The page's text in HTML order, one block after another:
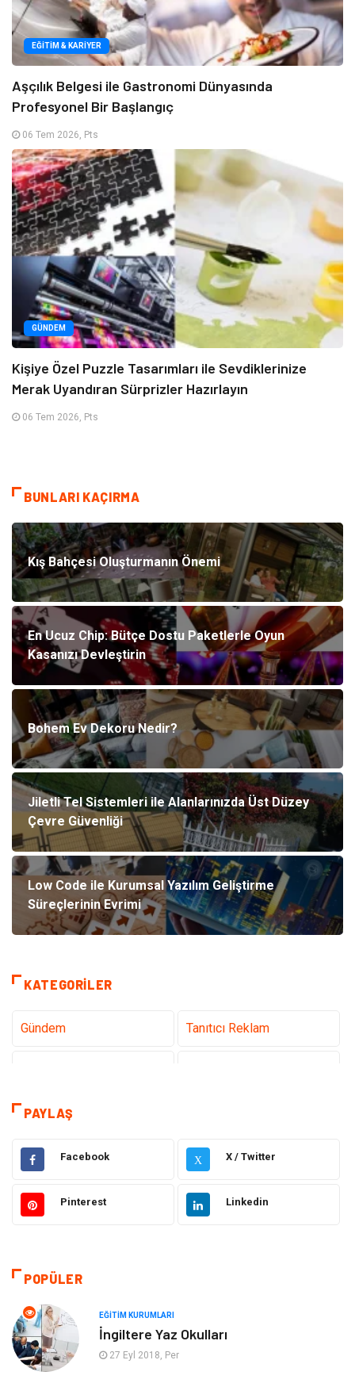
EĞITIM & KARIYER
Aşçılık Belgesi ile Gastronomi Dünyasında
Profesyonel Bir Başlangıç
06 Tem 2026, Pts
GÜNDEM
Kişiye Özel Puzzle Tasarımları ile Sevdiklerinize
Merak Uyandıran Sürprizler Hazırlayın
06 Tem 2026, Pts
BUNLARI KAÇIRMA
Kış Bahçesi Oluşturmanın Önemi
En Ucuz Chip: Bütçe Dostu Paketlerle Oyun
Kasanızı Devleştirin
Bohem Ev Dekoru Nedir?
Jiletli Tel Sistemleri ile Alanlarınızda Üst Düzey
Çevre Güvenliği
Low Code ile Kurumsal Yazılım Geliştirme
Süreçlerinin Evrimi
KATEGORILER
Gündem Tanıtıcı Reklam
Dekorasyon
Gıda Elektrik Elektronik
Bilgisayar ve Yazılım Alışveriş
Hukuk
Otomotiv
Yapı İnşaat
PAYLAŞ
Facebook X X / Twitter
Pinterest Linkedin
POPÜLER
EĞITIM KURUMLARI
İngiltere Yaz Okulları
27 Eyl 2018, Per